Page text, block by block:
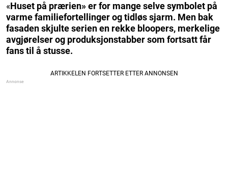
«Huset på prærien» er for mange selve symbolet på
varme familiefortellinger og tidløs sjarm. Men bak
fasaden skjulte serien en rekke bloopers, merkelige
avgjørelser og produksjonstabber som fortsatt får
fans til å stusse.